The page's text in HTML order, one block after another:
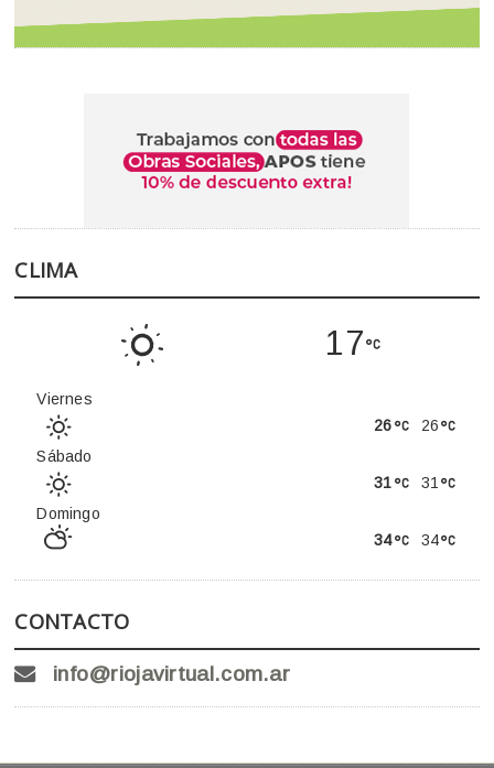
CLIMA
17
Viernes
26
26
Sábado
31
31
Domingo
34
34
CONTACTO
info@riojavirtual.com.ar